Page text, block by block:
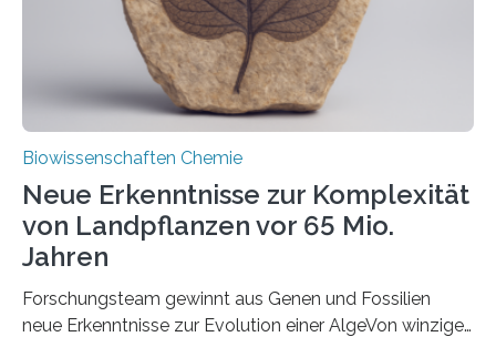
Studie wurde am 28. Oktober 2025 in der
Fachzeitschrift…
Biowissenschaften Chemie
Neue Erkenntnisse zur Komplexität
von Landpflanzen vor 65 Mio.
Jahren
Forschungsteam gewinnt aus Genen und Fossilien
neue Erkenntnisse zur Evolution einer AlgeVon winzigen